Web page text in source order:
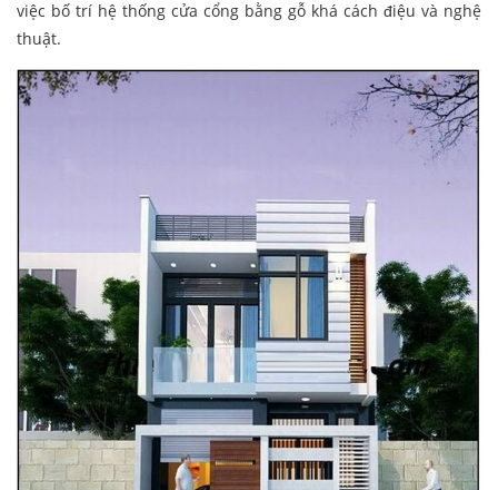
việc bố trí hệ thống cửa cổng bằng gỗ khá cách điệu và nghệ
thuật.